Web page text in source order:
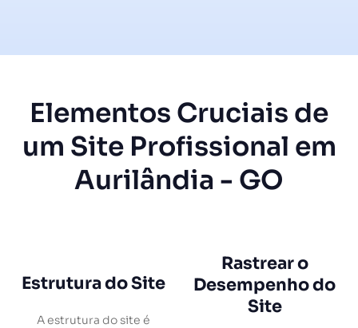
Elementos Cruciais de
um Site Profissional em
Aurilândia - GO
Estrutura do Site
A estrutura do site é
Rastrear o
Desempenho do
Site